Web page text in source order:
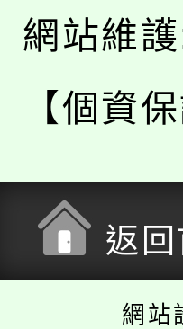
網站維
【個資
返
網站